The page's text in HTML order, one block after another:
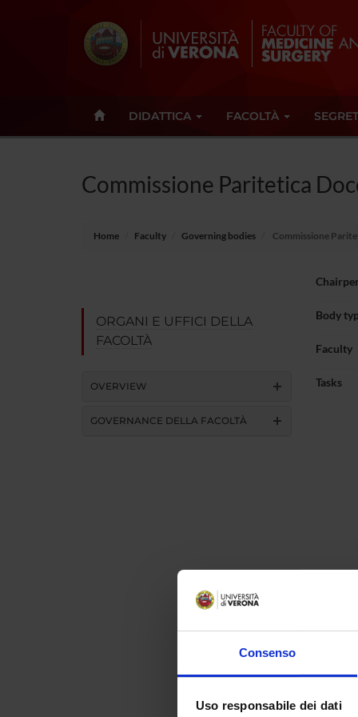
Consenso
Uso responsabile dei dati
DIDATTICA FACOLTÀ
Commissione Paritetica
Home Faculty Governing bodies Commissione
ORGANI E UFFICI DELLA
FACOLTÀ
OVERVIEW
GOVERNANCE DELLA FACOLTÀ
Body
Faculty
Tasks